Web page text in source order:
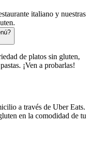
italiano y nuestras
de platos sin gluten,
¡Ven a probarlas!
a través de Uber Eats.
en la comodidad de tu